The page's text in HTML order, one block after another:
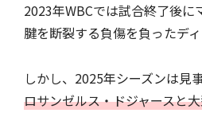
2023年WBCでは試合終了後に
腱を断裂する負傷を負ったディ
しかし、2025年シーズンは見
ロサンゼルス・ドジャースと